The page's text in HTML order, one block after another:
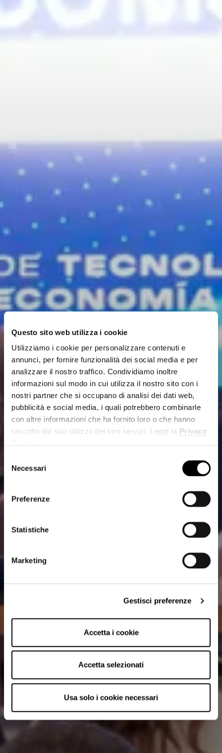
Questo sito web utilizza i cookie
Utilizziamo i cookie per personalizzare contenuti e
annunci, per fornire funzionalità dei social media e per
analizzare il nostro traffico. Condividiamo inoltre
informazioni sul modo in cui utilizza il nostro sito con i
nostri partner che si occupano di analisi dei dati web,
pubblicità e social media, i quali potrebbero combinarle
con altre informazioni che ha fornito loro o che hanno
raccolto dal suo utilizzo dei loro servizi. Leggi la Privacy
delNecessari
Preferenze
Statistiche
Marketing
Gestisci preferenze
Accetta i cookie
Accetta selezionati
Usa solo i cookie necessari